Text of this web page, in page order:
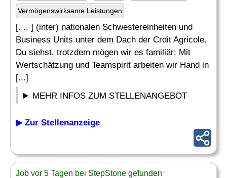
Vermögenswirksame Leistungen
[. .. ] (inter) nationalen Schwestereinheiten und
Business Units unter dem Dach der Crdit Agricole.
Du siehst, trotzdem mögen wir es familiär: Mit
Wertschätzung und Teamspirit arbeiten wir Hand in
[...]
MEHR INFOS ZUM STELLENANGEBOT
▶ Zur Stellenanzeige
Job vor 5 Tagen bei StepStone gefunden